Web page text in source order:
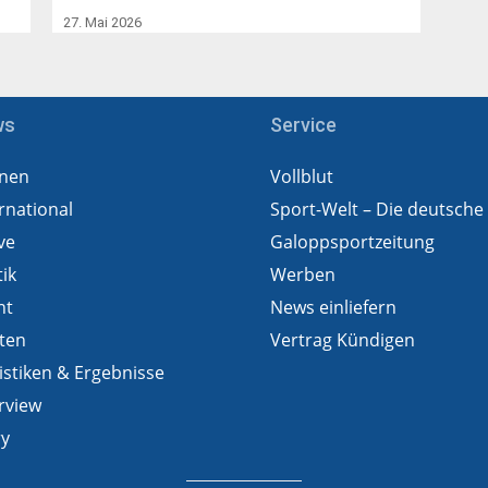
27. Mai 2026
& Ergebnisse
Service
Vollblut
Sport-Welt – Die deutsche
Galoppsportzeitung
Werben
News einliefern
Vertrag Kündigen